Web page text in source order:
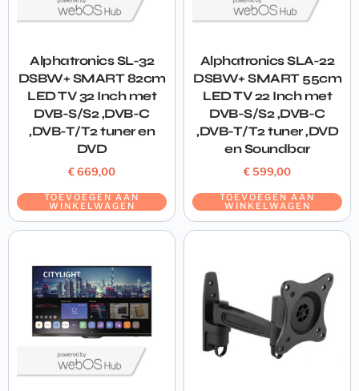
Alphatronics SL-32
DSBW+ SMART 82cm
LED TV 32 Inch met
DVB-S/S2 ,DVB-C
,DVB-T/T2 tuner en
DVD
€669,00
TOEVOEGEN AAN
WINKELWAGEN
Alphatronics SLA-22
DSBW+ SMART 55cm
LED TV 22 Inch met
DVB-S/S2 ,DVB-C
,DVB-T/T2 tuner ,DVD
en Soundbar
€599,00
TOEVOEGEN AAN
WINKELWAGEN